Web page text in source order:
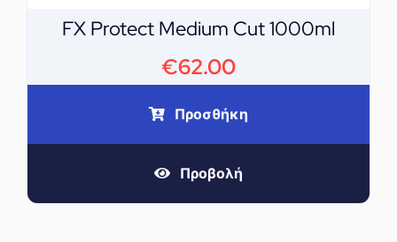
FX Protect Medium Cut 1000ml
€62.00
Προσθήκη
Προβολή